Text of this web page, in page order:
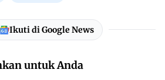
Ikuti di Google News
untuk Anda